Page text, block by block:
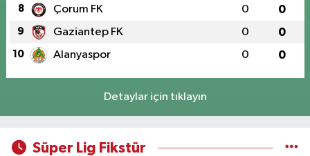
8 Çorum FK 0 0
9 Gaziantep FK 0 0
10 Alanyaspor 0 0
Detaylar için tıklayın
Süper Lig Fikstür